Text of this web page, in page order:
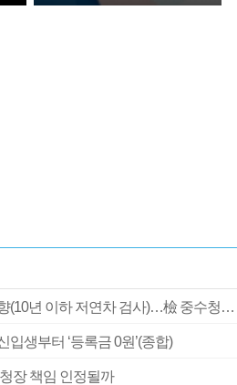
검사 신분 버리고 직급하향(10년 이하 저연차 검사)…檢 중수청행 기피
생부터 ‘등록금 0원’(종합)
장 책임 인정될까